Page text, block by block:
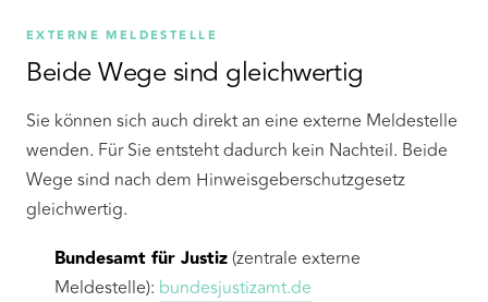
EXTERNE MELDESTELLE
Beide Wege sind gleichwertig
Sie können sich auch direkt an eine externe Meldestelle
wenden. Für Sie entsteht dadurch kein Nachteil. Beide
Wege sind nach dem Hinweisgeberschutzgesetz
gleichwertig.
Bundesamt für Justiz (zentrale externe
Meldestelle): bundesjustizamt.de